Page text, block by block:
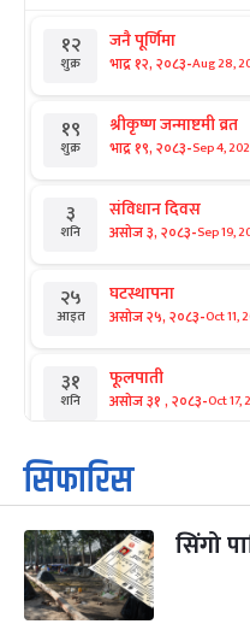
१२
शुक्र
जनै पूर्णिमा
भाद्र १२, २०८३-Aug 28,
१९
शुक्र
श्रीकृष्ण जन्माष्टमी व्रत
भाद्र १९, २०८३-Sep 4,
३
शनि
संविधान दिवस
असोज ३, २०८३-Sep 19,
२५
आइत
घटस्थापना
असोज २५, २०८३-Oct 11,
३१
शनि
फूलपाती
असोज ३१ , २०८३-Oct 17,
१
आइत
कार्तिक सङ्क्रान्ति
कार्तिक १, २०८३
३
मंगल
महानवमी
कार्तिक ३, २०८३
सिफारिस
सिंगो